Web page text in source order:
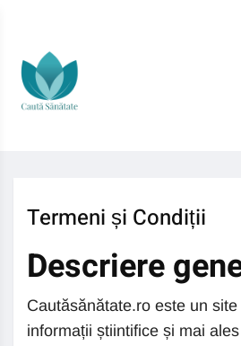
Termeni și Condiții
Descriere
Cautăsănătate.ro este un
informații știintifice și mai